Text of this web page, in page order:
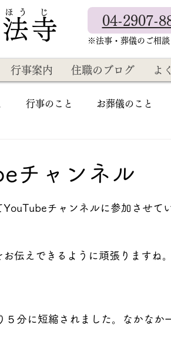
寺
ほ う じ
04-2907-
​※法事・葬儀のご相談
行事案内 住職のブログ よ
行事のこと お葬儀のこと
チャンネル
チャンネルに参加させて
伝えできるように頑張りますね。
分に短縮されました。なかなか